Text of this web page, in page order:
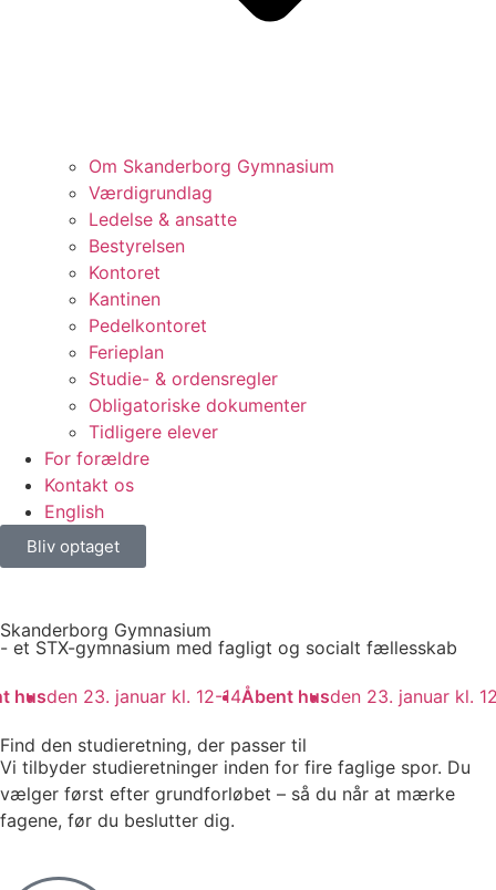
Om Skanderborg Gymnasium
Værdigrundlag
Ledelse & ansatte
Bestyrelsen
Kontoret
Kantinen
Pedelkontoret
Ferieplan
Studie- & ordensregler
Obligatoriske dokumenter
Tidligere elever
For forældre
Kontakt os
English
Bliv optaget
Skanderborg Gymnasium
- et STX-gymnasium med fagligt og socialt fællesskab
den 23. januar kl. 12-14Åbent husden 23. januar kl. 12-14
Find den studieretning, der passer til
Vi tilbyder studieretninger inden for fire faglige spor. Du
vælger først efter grundforløbet – så du når at mærke
fagene, før du beslutter dig.